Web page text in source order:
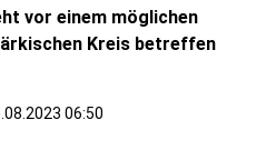
vor einem möglichen
Kreis betreffen
06:50